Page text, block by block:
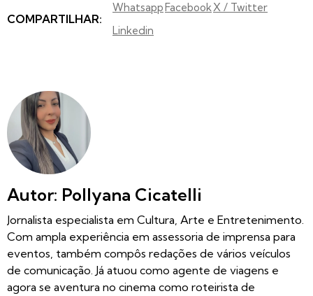
COMPARTILHAR:
Whatsapp FacebookX / Twitter
Linkedin
Autor: Pollyana Cicatelli
Jornalista especialista em Cultura, Arte e Entretenimento.
Com ampla experiência em assessoria de imprensa para
eventos, também compôs redações de vários veículos
de comunicação. Já atuou como agente de viagens e
agora se aventura no cinema como roteirista de